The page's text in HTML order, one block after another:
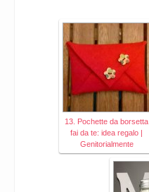
13. Pochette da borsetta
fai da te: idea regalo |
Genitorialmente